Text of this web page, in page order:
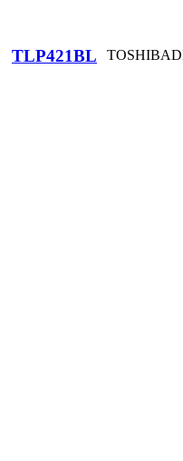
TLP421BL TOSHIBA